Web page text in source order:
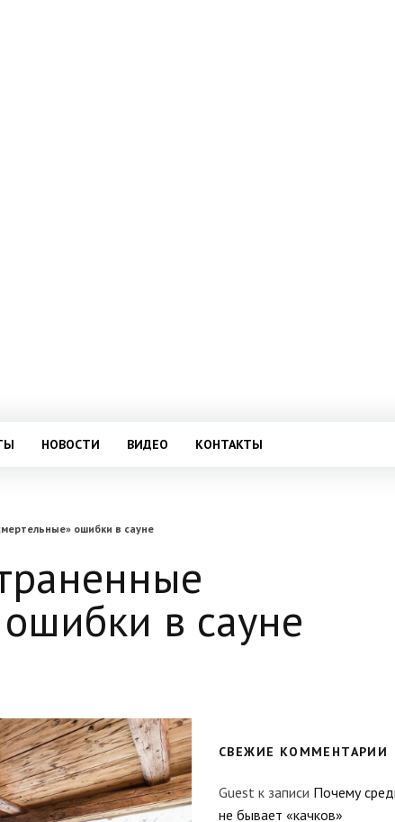
НОВОСТИ ВИДЕО КОНТАКТЫ
ошибки в сауне
в сауне
СВЕЖИЕ КОММЕНТАРИИ
Guest к записи Почему
не бывает «качков»